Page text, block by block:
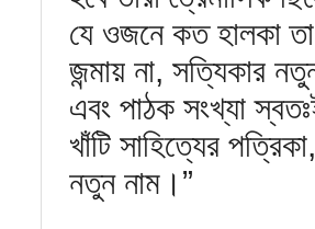
যে ওজনে কত হালকা
জন্মায় না, সত্যিকার
এবং পাঠক সংখ্যা
খাঁটি সাহিত্যের
নতুন নাম।”